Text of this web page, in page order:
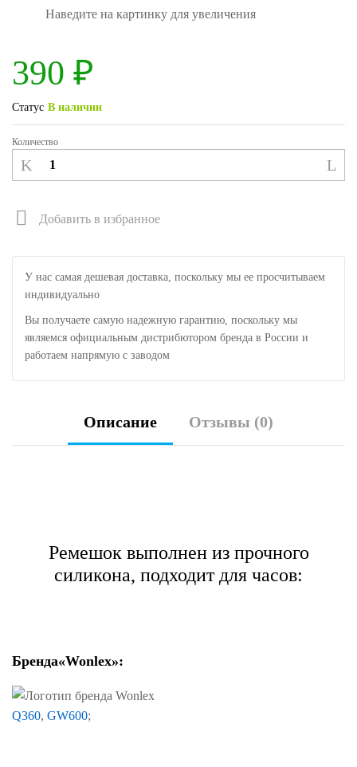
Наведите на картинку для увеличения
390 ₽
Статус В наличии
Количество
Добавить в избранное
У нас самая дешевая доставка, поскольку мы ее просчитываем
индивидуально
Вы получаете самую надежную гарантию, поскольку мы
являемся официальным дистрибютором бренда в России и
работаем напрямую с заводом
Описание Отзывы (0)
Ремешок выполнен из прочного
силикона, подходит для часов:
Бренда«Wonlex»:
Q360, GW600;